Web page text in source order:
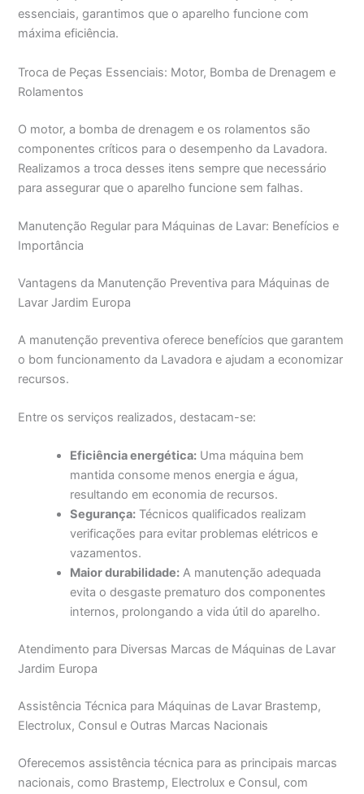
essenciais, garantimos que o aparelho funcione com
máxima eficiência.
Troca de Peças Essenciais: Motor, Bomba de Drenagem e
Rolamentos
O motor, a bomba de drenagem e os rolamentos são
componentes críticos para o desempenho da Lavadora.
Realizamos a troca desses itens sempre que necessário
para assegurar que o aparelho funcione sem falhas.
Manutenção Regular para Máquinas de Lavar: Benefícios e
Importância
Vantagens da Manutenção Preventiva para Máquinas de
Lavar Jardim Europa
A manutenção preventiva oferece benefícios que garantem
o bom funcionamento da Lavadora e ajudam a economizar
recursos.
Entre os serviços realizados, destacam-se:
Eficiência energética: Uma máquina bem
mantida consome menos energia e água,
resultando em economia de recursos.
Segurança: Técnicos qualificados realizam
verificações para evitar problemas elétricos e
vazamentos.
Maior durabilidade: A manutenção adequada
evita o desgaste prematuro dos componentes
internos, prolongando a vida útil do aparelho.
Atendimento para Diversas Marcas de Máquinas de Lavar
Jardim Europa
Assistência Técnica para Máquinas de Lavar Brastemp,
Electrolux, Consul e Outras Marcas Nacionais
Oferecemos assistência técnica para as principais marcas
nacionais, como Brastemp, Electrolux e Consul, com